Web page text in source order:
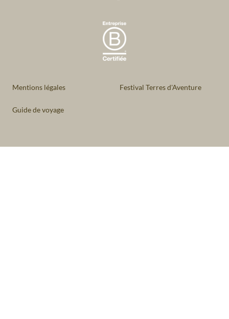
Mentions légales Festival Terres d'Aventure
Guide de voyage